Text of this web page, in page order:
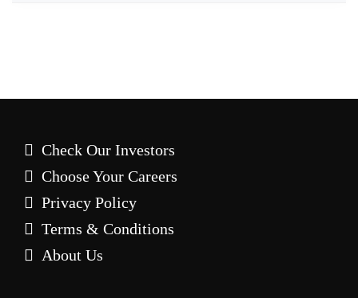
Check Our Investors
Choose Your Careers
Privacy Policy
Terms & Conditions
About Us